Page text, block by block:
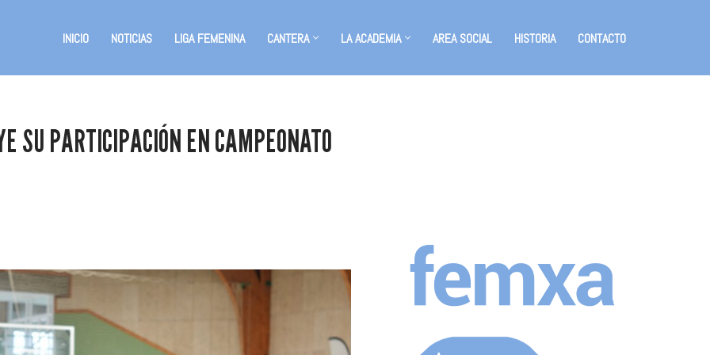
INICIO NOTICIAS LIGA FEMENINA CANTERA LA ACADEMIA AREA SOCIAL HISTORIA CONTACTO
SU PARTICIPACIÓN EN CAMPEONATO